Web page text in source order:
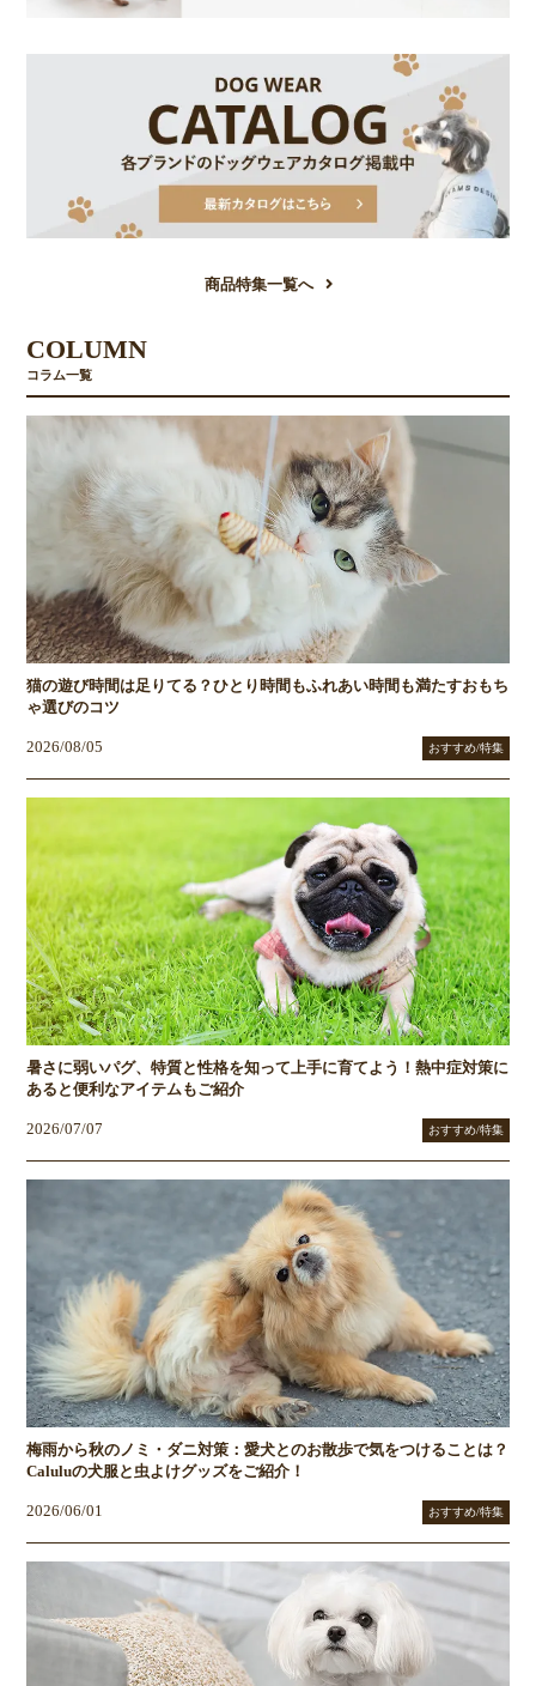
商品特集一覧へ
COLUMN
コラム一覧
猫の遊び時間は足りてる？ひとり時間もふれあい時間も満たすおもち
ゃ選びのコツ
2026/08/05 おすすめ/特集
暑さに弱いパグ、特質と性格を知って上手に育てよう！熱中症対策に
あると便利なアイテムもご紹介
2026/07/07 おすすめ/特集
梅雨から秋のノミ・ダニ対策：愛犬とのお散歩で気をつけることは？
Caluluの犬服と虫よけグッズをご紹介！
2026/06/01 おすすめ/特集